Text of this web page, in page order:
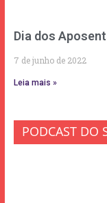
Dia dos
7 de junho de 2022
Leia mais »
PODCAST DO